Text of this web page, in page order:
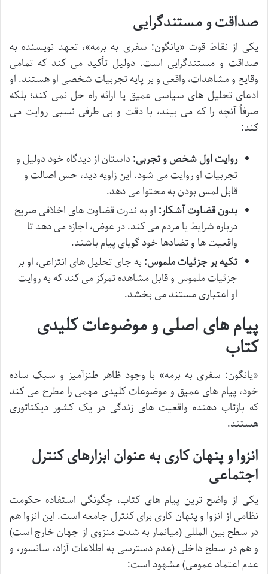
صداقت و مستندگرایی
یکی از نقاط قوت «یانگون: سفری به برمه»، تعهد نویسنده به
صداقت و مستندگرایی است. دولیل تأکید می کند که تمامی
وقایع و مشاهدات، واقعی و بر پایه تجربیات شخصی او هستند. او
ادعای تحلیل های سیاسی عمیق یا ارائه راه حل نمی کند؛ بلکه
صرفاً آنچه را که می بیند، با دقت و بی طرفی نسبی روایت می
کند:
روایت اول شخص و تجربی:داستان از دیدگاه خود دولیل و
تجربیات او روایت می شود. این زاویه دید، حس اصالت و
قابل لمس بودن به محتوا می دهد.
بدون قضاوت آشکار: او به ندرت قضاوت های اخلاقی صریح
درباره شرایط یا مردم می کند. در عوض، اجازه می دهد تا
واقعیت ها و تضادها خود گویای پیام باشند.
تکیه بر جزئیات ملموس: به جای تحلیل های انتزاعی، او بر
جزئیات ملموس و قابل مشاهده تمرکز می کند که به روایت
او اعتباری مستند می بخشد.
پیام های اصلی و موضوعات کلیدی
کتاب
«یانگون: سفری به برمه» با وجود ظاهر طنزآمیز و سبک ساده
خود، پیام های عمیق و موضوعات کلیدی مهمی را مطرح می کند
که بازتاب دهنده واقعیت های زندگی در یک کشور دیکتاتوری
هستند.
انزوا و پنهان کاری به عنوان ابزارهای کنترل
اجتماعی
یکی از واضح ترین پیام های کتاب، چگونگی استفاده حکومت
نظامی از انزوا و پنهان کاری برای کنترل جامعه است. این انزوا هم
در سطح بین المللی (میانمار به شدت منزوی از جهان خارج است)
و هم در سطح داخلی (عدم دسترسی به اطلاعات آزاد، سانسور، و
عدم اعتماد عمومی) مشهود است: